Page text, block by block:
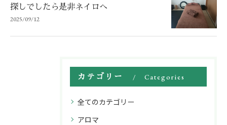
探しでしたら是非ネイロへ
2025/09/12
カテゴリー Categories
全てのカテゴリー
アロマ